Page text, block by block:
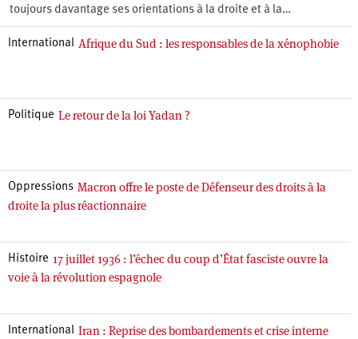
toujours davantage ses orientations à la droite et à la…
International Afrique du Sud : les responsables de la xénophobie
Politique Le retour de la loi Yadan ?
Oppressions Macron offre le poste de Défenseur des droits à la
droite la plus réactionnaire
Histoire 17 juillet 1936 : l’échec du coup d’État fasciste ouvre la
voie à la révolution espagnole
International Iran : Reprise des bombardements et crise interne